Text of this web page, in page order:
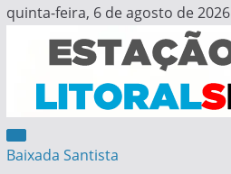
Skip
content
quinta-feira, 6 de agosto de 2026
Estação Litoral SP
Notícias da Baixada Santista
Baixada Santista